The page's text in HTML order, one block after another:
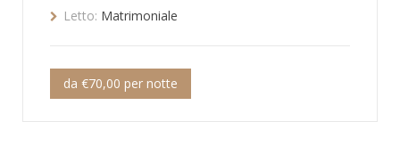
Letto: Matrimoniale
da €70,00 per notte